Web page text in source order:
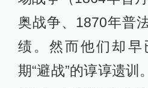
词：为何不能给
面？
“体面”恰是一战战